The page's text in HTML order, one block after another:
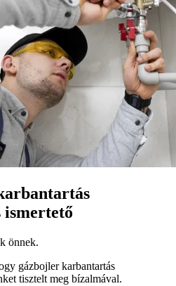
ismertető
önnek.
gázbojler karbantartás
tisztelt meg bízalmával.